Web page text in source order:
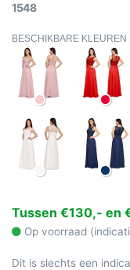
1548
BESCHIKBARE KLEUREN
Tussen €130,- en
Op voorraad
Dit is slechts een